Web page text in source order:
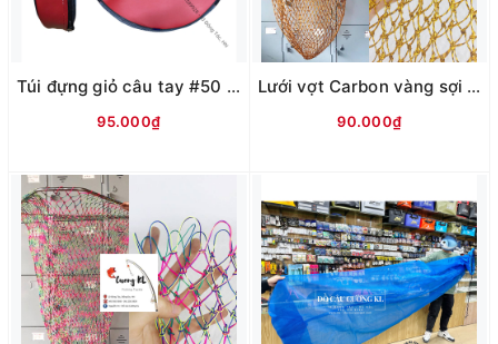
Túi đựng giỏ câu tay #50 độ dày 10cm
95.000₫
Lưới vợt Carbon vàng sợi kép
90.000₫